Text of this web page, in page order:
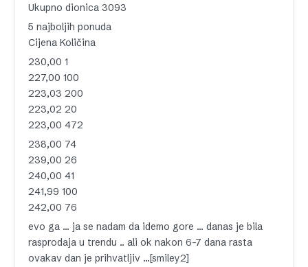
Ukupno dionica 3093
5 najboljih ponuda
Cijena Količina
230,00 1
227,00 100
223,03 200
223,02 20
223,00 472
238,00 74
239,00 26
240,00 41
241,99 100
242,00 76
evo ga … ja se nadam da idemo gore … danas je bila
rasprodaja u trendu .. ali ok nakon 6-7 dana rasta
ovakav dan je prihvatljiv …[smiley2]